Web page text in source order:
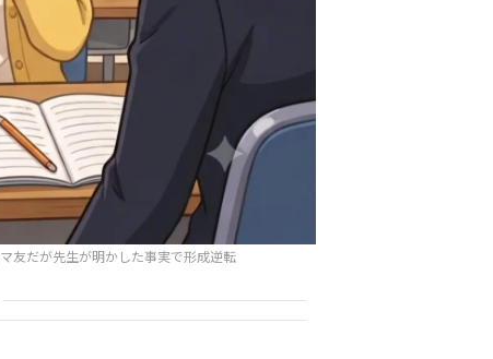
友だが先生が明かした事実で形成逆転